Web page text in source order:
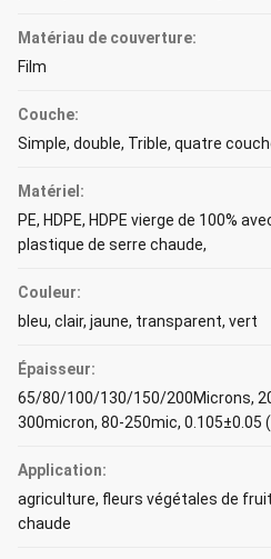
Matériau de couverture:
Film
Couche:
Simple, double, Trible, quatre
Matériel:
PE, HDPE, HDPE vierge de 100%
plastique de serre chaude,
Couleur:
bleu, clair, jaune, transparent, vert
Épaisseur:
65/80/100/130/150/200Microns,
300micron, 80-250mic, 0.105±0.05
Application:
agriculture, fleurs végétales de
chaude